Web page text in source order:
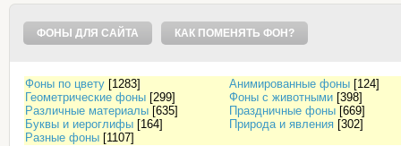
ФОНЫ ДЛЯ САЙТА КАК ПОМЕНЯТЬ ФОН?
Фоны по цвету [1283] Анимированные фоны [124]
Геометрические фоны [299] Фоны с животными [398]
Различные материалы [635] Праздничные фоны [669]
Буквы и иероглифы [164] Природа и явления [302]
Разные фоны [1107]